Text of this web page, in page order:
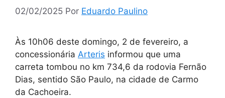
02/02/2025 Por Eduardo Paulino
Às 10h06 deste domingo, 2 de fevereiro, a
concessionária Arteris informou que uma
carreta tombou no km 734,6 da rodovia Fernão
Dias, sentido São Paulo, na cidade de Carmo
da Cachoeira.